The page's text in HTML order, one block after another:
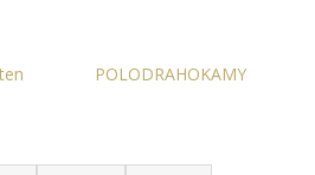
POLODRAHOKAMY